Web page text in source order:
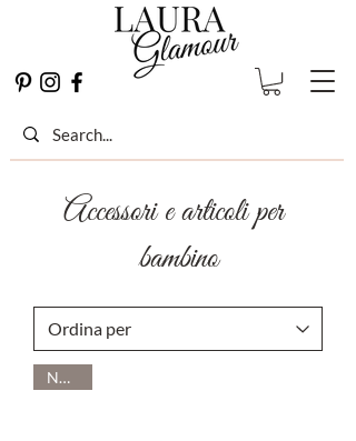
Accessori e articoli per
bambino
Novità